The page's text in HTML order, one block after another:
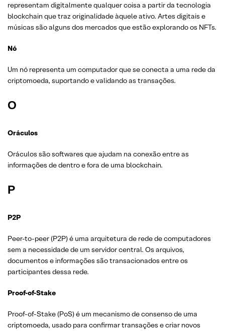
representam digitalmente qualquer coisa a partir da tecnologia
blockchain que traz originalidade àquele ativo. Artes digitais e
músicas são alguns dos mercados que estão explorando os NFTs.
Nó
Um nó representa um computador que se conecta a uma rede da
criptomoeda, suportando e validando as transações.
O
Oráculos
Oráculos são softwares que ajudam na conexão entre as
informações de dentro e fora de uma blockchain.
P
P2P
Peer-to-peer (P2P) é uma arquitetura de rede de computadores
sem a necessidade de um servidor central. Os arquivos,
documentos e informações são transacionados entre os
participantes dessa rede.
Proof-of-Stake
Proof-of-Stake (PoS) é um mecanismo de consenso de uma
criptomoeda, usado para confirmar transações e criar novos